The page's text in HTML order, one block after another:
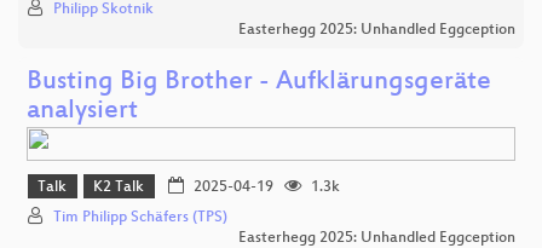
Philipp Skotnik
Easterhegg 2025: Unhandled Eggception
Busting Big Brother - Aufklärungsgeräte
analysiert
Talk K2 Talk 2025-04-19
1.3k
Tim Philipp Schäfers (TPS)
Easterhegg 2025: Unhandled Eggception